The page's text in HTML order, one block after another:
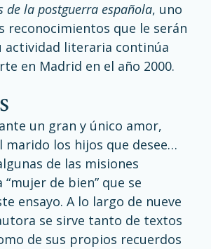
de la postguerra española, uno
reconocimientos que le serán
actividad literaria continúa
en Madrid en el año 2000.
un gran y único amor,
marido los hijos que desee…
de las misiones
“mujer de bien” que se
ensayo. A lo largo de nueve
se sirve tanto de textos
de sus propios recuerdos